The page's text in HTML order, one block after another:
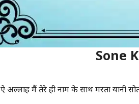
Sone
ऐ अल्लाह मैं तेरे ही नाम के साथ मरता यानी